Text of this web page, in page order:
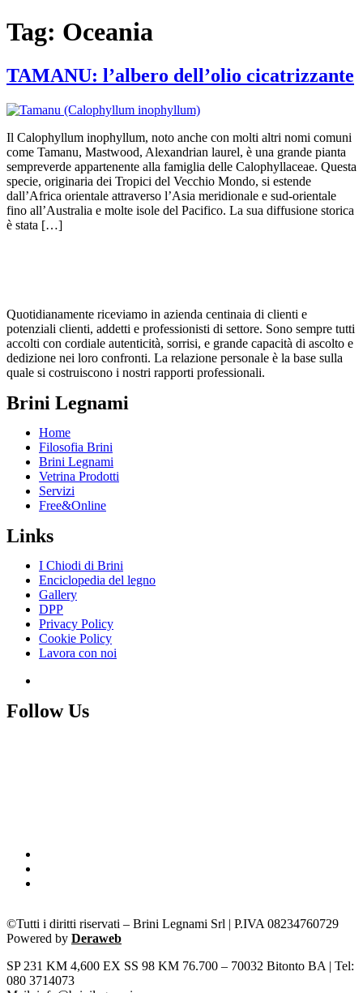
Tag: Oceania
TAMANU: l’albero dell’olio cicatrizzante
Il Calophyllum inophyllum, noto anche con molti altri nomi comuni
come Tamanu, Mastwood, Alexandrian laurel, è una grande pianta
sempreverde appartenente alla famiglia delle Calophyllaceae. Questa
specie, originaria dei Tropici del Vecchio Mondo, si estende
dall’Africa orientale attraverso l’Asia meridionale e sud-orientale
fino all’Australia e molte isole del Pacifico. La sua diffusione storica
è stata […]
Quotidianamente riceviamo in azienda centinaia di clienti e
potenziali clienti, addetti e professionisti di settore. Sono sempre tutti
accolti con cordiale autenticità, sorrisi, e grande capacità di ascolto e
dedizione nei loro confronti. La relazione personale è la base sulla
quale si costruiscono i nostri rapporti professionali.
Brini Legnami
Home
Filosofia Brini
Brini Legnami
Vetrina Prodotti
Servizi
Free&Online
Links
I Chiodi di Brini
Enciclopedia del legno
Gallery
DPP
Privacy Policy
Cookie Policy
Lavora con noi
Follow Us
©Tutti i diritti riservati – Brini Legnami Srl | P.IVA 08234760729
Powered by Deraweb
SP 231 KM 4,600 EX SS 98 KM 76.700 – 70032 Bitonto BA | Tel:
080 3714073